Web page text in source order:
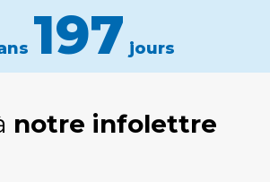
197 jours
notre infolettre